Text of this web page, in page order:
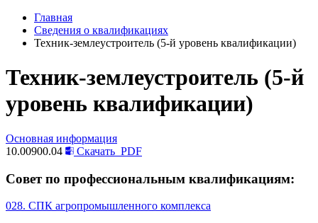
Главная
Сведения о квалификациях
Техник-землеустроитель (5-й уровень квалификации)
Техник-землеустроитель (5-й
уровень квалификации)
Основная информация
10.00900.04
Скачать PDF
Совет по профессиональным квалификациям:
028. СПК агропромышленного комплекса